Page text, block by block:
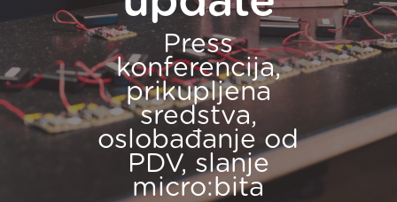
Press
konferencija,
prikupljena
sredstva,
oslobađanje od
PDV, slanje
micro:bita